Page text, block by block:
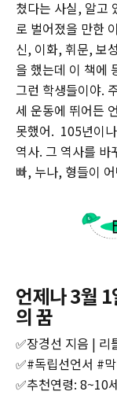
쳤다는 사실, 알고
로 벌어졌을 만한
신, 이화, 휘문, 보
을 했는데 이 책에
그런 학생들이야.
세 운동에 뛰어든
못했어. 105년이
역사. 그 역사를 바
빠, 누나, 형들이
언제나 3월 1
의 꿈
✅장경선 지음 | 리
‌✅#독립선언서 #
‌✅추천연령: 8~10